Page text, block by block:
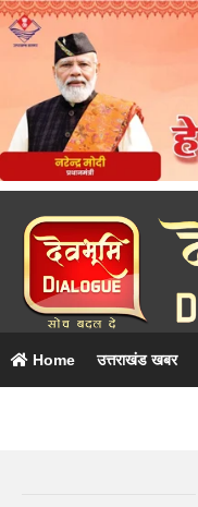
Home उत्तराखंड खबर